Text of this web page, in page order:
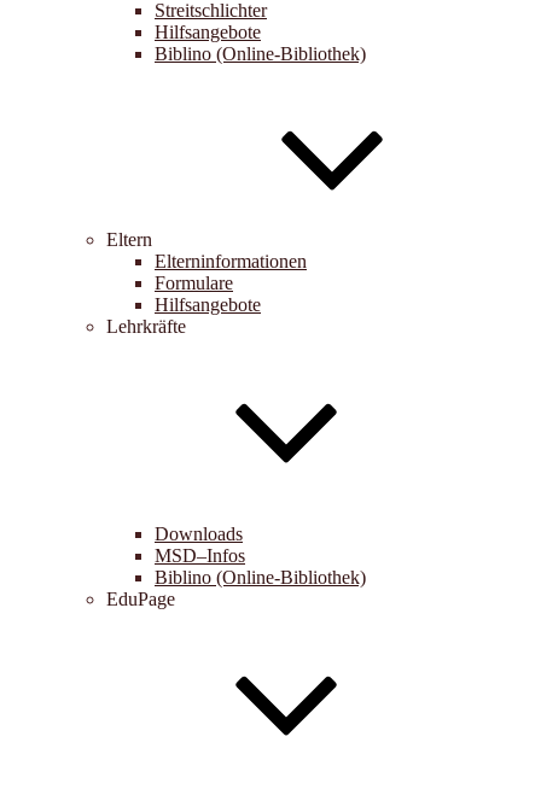
Streitschlichter
Hilfsangebote
Biblino (Online-Bibliothek)
Eltern
Elterninformationen
Formulare
Hilfsangebote
Lehrkräfte
Downloads
MSD–Infos
Biblino (Online-Bibliothek)
EduPage